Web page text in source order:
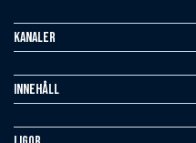
Kanaler
Innehåll